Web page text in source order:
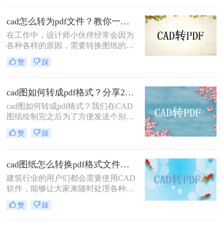
前为了便于对方查阅会提前转成PDF
格式。那么cad图纸照片怎么转成pdf
呢？今天教大家两个换算方法，有需
要的小伙伴们一起看看吧。
cad怎么转为pdf文件？教你一种一键批量转换的方法！
在工作中，设计师小伙伴经常会因为
各种各样的原因，需要转换图纸的格
式。那最常见的就是CAD转PDF了，
有时候还需要把PDF转成CAD！
赞 踩
cad图如何转成pdf格式？分享2个免费转换方法！
cad图如何转成pdf格式？​我们在CAD
图纸绘制完之后为了方便发送个别人
观看，通常会选择将CAD软件是工程
和建筑领域中不可少的一个工具。然
文件转换为PDF格式。这是因为PDF
格式的文件在不同操作系统和设备上
的兼容性较好，而且容易与他人共
享。
赞 踩
cad图纸怎么转换pdf格式文件？这三种方法很不错
建筑行业的用户们都会需要使用CAD
软件，能够让大家来随时处理各种不
同的图纸，而且对方没有相应的软件
不能来进行查看，有许多时候需要将
赞 踩